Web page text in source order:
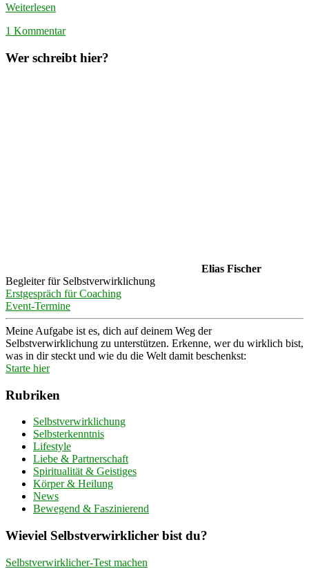
Weiterlesen
1 Kommentar
Wer schreibt hier?
Elias Fischer
Begleiter für Selbstverwirklichung
Erstgespräch für Coaching
Event-Termine
Meine Aufgabe ist es, dich auf deinem Weg der
Selbstverwirklichung zu unterstützen. Erkenne, wer du wirklich bist,
was in dir steckt und wie du die Welt damit beschenkst:
Starte hier
Rubriken
Selbstverwirklichung
Selbsterkenntnis
Lifestyle
Liebe & Partnerschaft
Spiritualität & Geistiges
Körper & Heilung
News
Bewegend & Faszinierend
Wieviel Selbstverwirklicher bist du?
Selbstverwirklicher-Test machen